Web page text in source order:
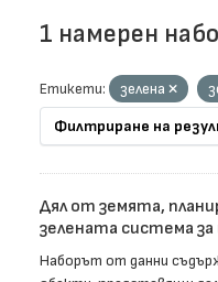
1 намерен
Етикети: зелена
Филтриране на
Дял от земята,
зелената система
Наборът от данни